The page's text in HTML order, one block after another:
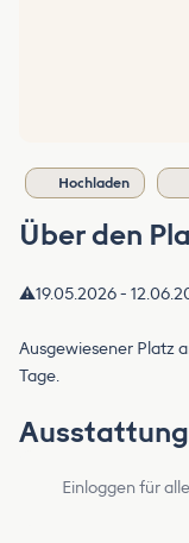
Hochladen
Über den
⚠️19.05.2026 -
Ausgewiesener Platz
Tage.
Ausstattung
Einloggen für